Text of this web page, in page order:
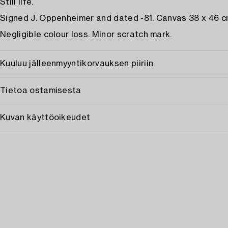
Still life.
Signed J. Oppenheimer and dated -81. Canvas 38 x 46
Negligible colour loss. Minor scratch mark.
Kuuluu jälleenmyyntikorvauksen piiriin
Tietoa ostamisesta
Kuvan käyttöoikeudet